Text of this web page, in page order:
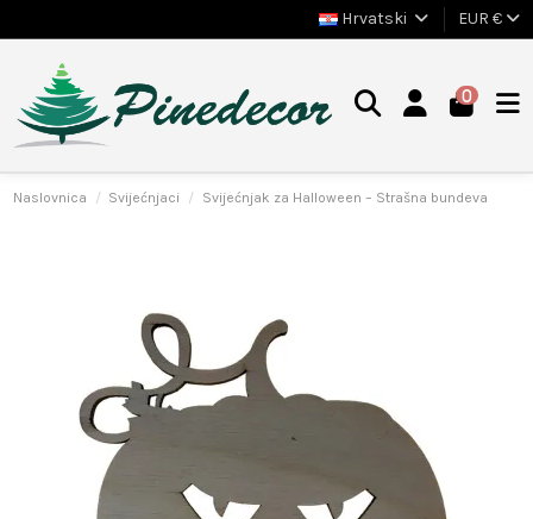
Hrvatski EUR €
0
Naslovnica Svijećnjaci Svijećnjak za Halloween – Strašna bundeva